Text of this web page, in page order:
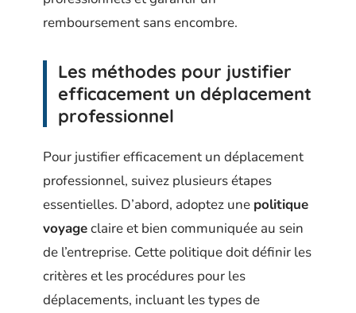
remboursement sans encombre.
Les méthodes pour justifier
efficacement un déplacement
professionnel
Pour justifier efficacement un déplacement
professionnel, suivez plusieurs étapes
essentielles. D’abord, adoptez une politique
voyageclaire et bien communiquée au sein
de l’entreprise. Cette politique doit définir les
critères et les procédures pour les
déplacements, incluant les types de